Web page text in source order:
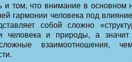
и том, что внимание в основном
гармонии человека под
собой сложно
человека и природы, а значит
взаимоотношения,